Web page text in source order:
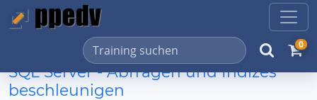
0
SQL Server - Abfragen und Indizes
beschleunigen